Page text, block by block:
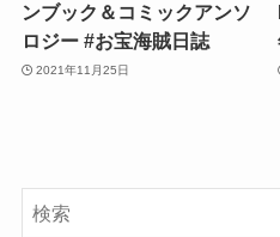
ンブック＆コミックアンソ
ロジー #お宝海賊日誌
2021年11月25日